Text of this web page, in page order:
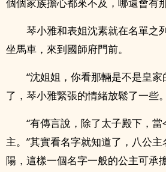
琴小雅和表姐沈素就在名單之
坐馬車，來到國師府門前。
“沈姐姐，你看那輛是不是皇家
了，琴小雅緊張的情緒放鬆了一些。
“有傳言說，除了太子殿下，
主。”其實看名字就知道了，八公
陽，這樣一個名字一般的公主可承